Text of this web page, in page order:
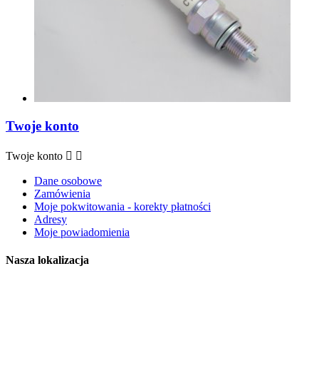
Twoje konto
Twoje konto  
Dane osobowe
Zamówienia
Moje pokwitowania - korekty płatności
Adresy
Moje powiadomienia
Nasza lokalizacja